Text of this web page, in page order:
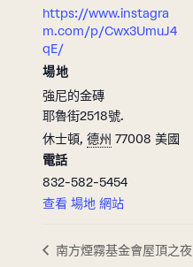
https://www.instagra
m.com/p/Cwx3UmuJ4
qE/
場地
強尼的金磚
耶魯街2518號.
休士頓, 德州 77008 美國
電話
832-582-5454
查看 場地 網站
南方煙霧基金會屋頂之夜